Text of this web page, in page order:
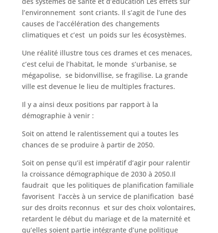
l’environnement sont criants. Il s’agit de l’une des
causes de l’accélération des changements
climatiques et c’est un poids sur les écosystèmes.
Une réalité illustre tous ces drames et ces menaces,
c’est celui de l’habitat, le monde s’urbanise, se
mégapolise, se bidonvillise, se fragilise. La grande
ville est devenue le lieu de multiples fractures.
Il y a ainsi deux positions par rapport à la
démographie à venir :
Soit on attend le ralentissement qui a toutes les
chances de se produire à partir de 2050.
Soit on pense qu’il est impératif d’agir pour ralentir
la croissance démographique de 2030 à 2050.Il
faudrait que les politiques de planification familiale
favorisent l’accès à un service de planification basé
sur des droits reconnus et sur des choix volontaires,
retardent le début du mariage et de la maternité et
qu’elles soient partie intégrante d’une politique